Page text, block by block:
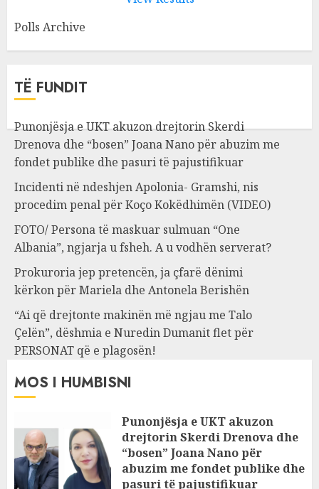
Polls Archive
TË FUNDIT
Punonjësja e UKT akuzon drejtorin Skerdi
Drenova dhe “bosen” Joana Nano për abuzim me
fondet publike dhe pasuri të pajustifikuar
Incidenti në ndeshjen Apolonia- Gramshi, nis
procedim penal për Koço Kokëdhimën (VIDEO)
FOTO/ Persona të maskuar sulmuan “One
Albania”, ngjarja u fsheh. A u vodhën serverat?
Prokuroria jep pretencën, ja çfarë dënimi
kërkon për Mariela dhe Antonela Berishën
“Ai që drejtonte makinën më ngjau me Talo
Çelën”, dëshmia e Nuredin Dumanit flet për
PERSONAT që e plagosën!
MOS I HUMBISNI
Punonjësja e UKT akuzon
drejtorin Skerdi Drenova dhe
“bosen” Joana Nano për
abuzim me fondet publike dhe
pasuri të pajustifikuar